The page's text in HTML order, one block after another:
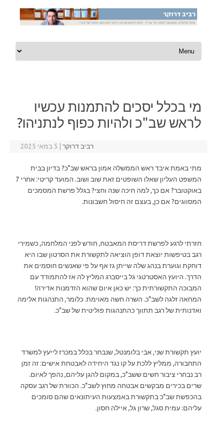
Skip to content
מי בכלל יסכים להתמנות עכשיו
לראש שב"כ ולהיות כפוף לנתניהו?
רביב דרוקר 5 במאי 2025
מתי באמת איבד ראש הממשלה אמון בראש שב"כ? בדיון בבית
המשפט העליון שאלו השופטים זאת שוב ושוב. המועד קריטי: אחרי 7
באוקטובר? אם כך, למה חיכה שנה וחצי? בגלל פרשת המסמכים
המסווגים? אם כן, בעצם זה חיסול חשבונות.
חזרתי לרגע לפרשת דריסת המאבטח, חודש לפני המלחמה, כשמירי
רגב בטיפשות יוצאת דופן הוציאה לתקשורת את הסרטון שבו היא
דוחקת וגוערת בנהג שלה שייתן גז אף על פי שאנשים חוסמים את
הדרך. היועץ האסטרטגי גל בייסברג המליץ לה אז להתמודד עם
המבוכה התקשורתית כך: יש כאן איום שהוא הזדמנות אדירה!
המחאה זלגה לשב"כ. השרה חשה מאוימת. כלומר, התנהגות אלימה
ואדנותית של רגב תתווך כהתנהגות פוליטית של שב"כ.
יועץ תקשורת שני, אבי בלומנטל, שנבחר בכלל במכרז לייעץ למשרד
התחבורה, ממליץ ללכת על קו נגד היחידה לאבטחת אישים: זה זמן
רב נבחרי ציבור חשים ששב"כ, במקום להגן עליהם, נהפך לאיום.
שרים בכירים מבקשים אבטחה מחוץ לשב"כ. הכוורת של רגב עסקה
בהכפשת שב"כ בתקשורת באמצעות העיתונאים שהם סומכים
עליהם: עמית סגל, שרון גל, איילה חסון.